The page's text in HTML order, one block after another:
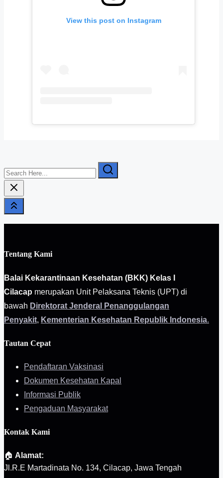
View this post on Instagram
Search
Here...
Tentang Kami
Balai Kekarantinaan Kesehatan (BKK) Kelas I
Cilacap merupakan Unit Pelaksana Teknis (UPT) di
bawah Direktorat Jenderal Penanggulangan
Penyakit, Kementerian Kesehatan Republik Indonesia.
Tautan Cepat
Pendaftaran Vaksinasi
Dokumen Kesehatan Kapal
Informasi Publik
Pengaduan Masyarakat
Kontak Kami
🏠 Alamat:
Jl.R.E Martadinata No. 134, Cilacap, Jawa Tengah